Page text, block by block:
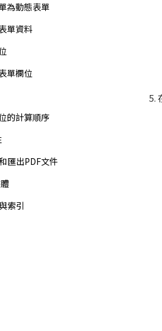
為動態表單
單資料
單欄位
的計算順序
匯出PDF文件
索引